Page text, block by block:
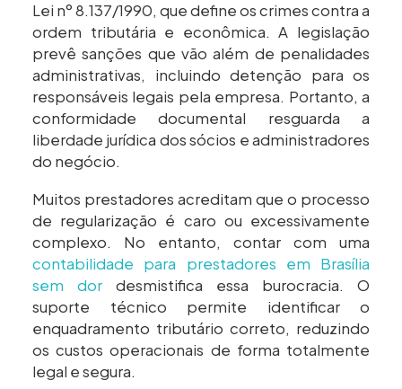
Lei nº 8.137/1990, que define os crimes contra a
ordem tributária e econômica. A legislação
prevê sanções que vão além de penalidades
administrativas, incluindo detenção para os
responsáveis legais pela empresa. Portanto, a
conformidade documental resguarda a
liberdade jurídica dos sócios e administradores
do negócio.
Muitos prestadores acreditam que o processo
de regularização é caro ou excessivamente
complexo. No entanto, contar com uma
contabilidade para prestadores em Brasília
sem dor desmistifica essa burocracia. O
suporte técnico permite identificar o
enquadramento tributário correto, reduzindo
os custos operacionais de forma totalmente
legal e segura.